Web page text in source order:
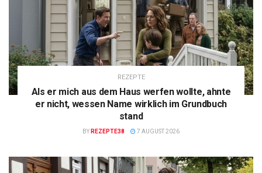
REZEPTE
Als er mich aus dem Haus werfen wollte, ahnte
er nicht, wessen Name wirklich im Grundbuch
stand
BY REZEPTE38 7 AUGUST 2026